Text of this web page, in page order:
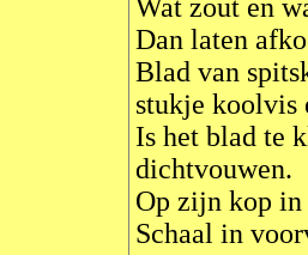
Wat zout en
Dan laten
Blad van
stukje koolvis
Is het blad te
dichtvouwen.
Op zijn kop in
Schaal in